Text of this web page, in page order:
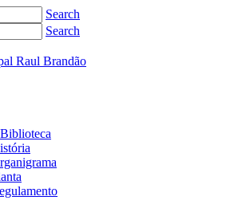
Search
Search